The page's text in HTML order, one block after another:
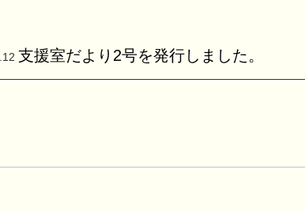
支援室だより2号を発行しました。